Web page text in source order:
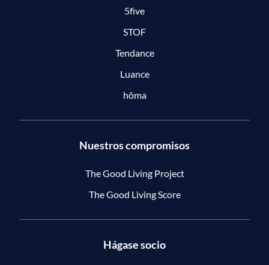
5five
STOF
Tendance
Luance
hôma
Nuestros compromisos
The Good Living Project
The Good Living Score
Hágase socio